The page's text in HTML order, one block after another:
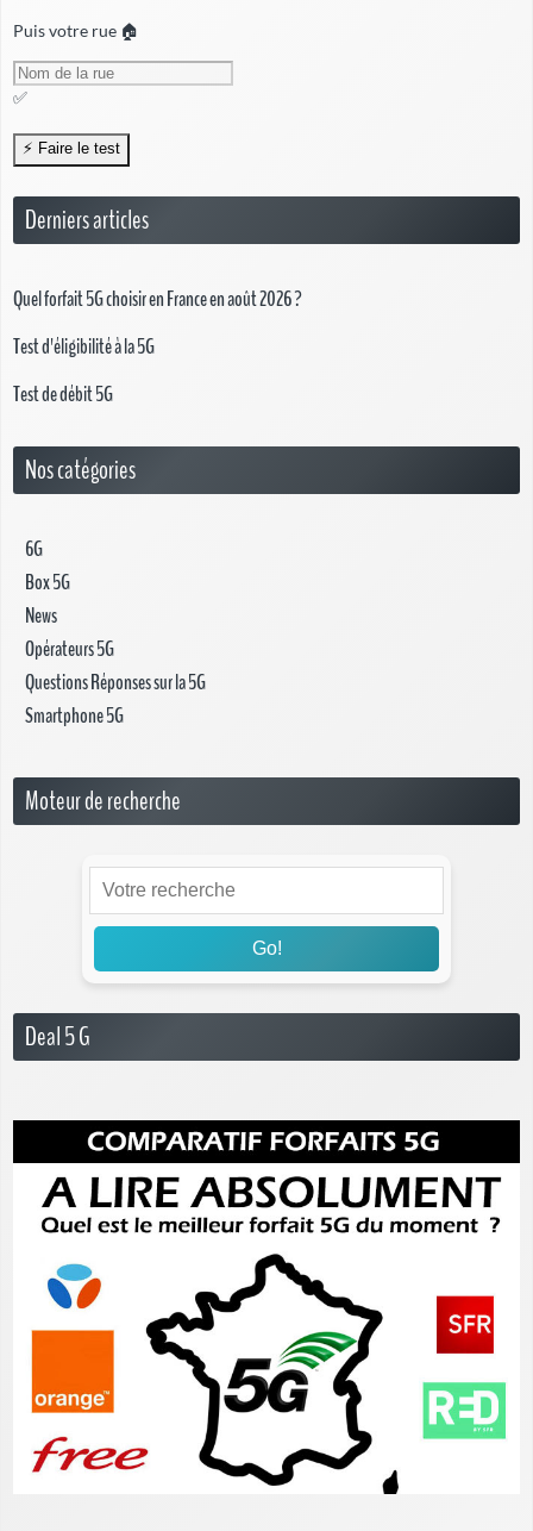
Puis votre rue 🏠
✅
Derniers articles
Quel forfait 5G choisir en France en août 2026 ?
Test d'éligibilité à la 5G
Test de débit 5G
Nos catégories
6G
Box 5G
News
Opérateurs 5G
Questions Réponses sur la 5G
Smartphone 5G
Moteur de recherche
Go!
Deal 5 G